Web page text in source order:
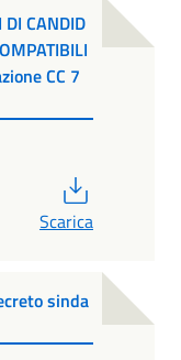
CANDID
CC 7
Scarica
sinda